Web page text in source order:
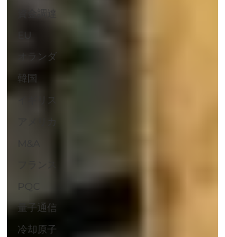
資金調達
EU
オランダ
韓国
イギリス
量子通信
冷却原子